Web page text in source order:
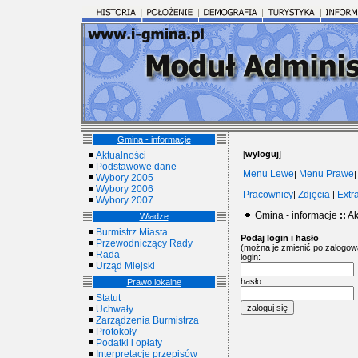
Gmina - informacje
Aktualności
Podstawowe dane
Wybory 2005
Wybory 2006
Wybory 2007
Władze
Burmistrz Miasta
Przewodniczący Rady
Rada
Urząd Miejski
Prawo lokalne
Statut
Uchwały
Zarządzenia Burmistrza
Protokoły
Podatki i opłaty
Interpretacje przepisów
[wyloguj]
Menu Lewe| Menu Prawe|
Pracownicy| Zdjęcia |
Gmina - informacje ::
Podaj login i hasło
(można je zmienić po
login:
hasło: